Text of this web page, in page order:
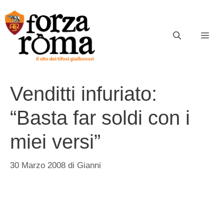
al
contenuto
Venditti infuriato:
“Basta far soldi con i
miei versi”
30 Marzo 2008 di Gianni